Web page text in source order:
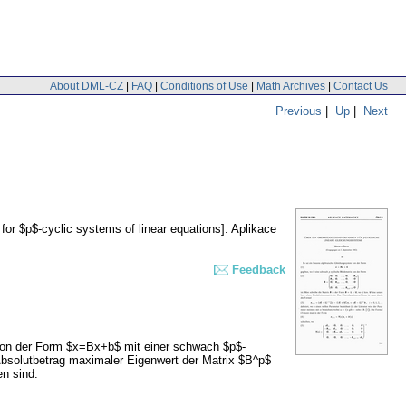
About DML-CZ | FAQ | Conditions of Use | Math Archives | Contact Us
Previous | Up | Next
$p$-cyclic systems of linear equations]. Aplikace
Feedback
der Form $x=Bx+b$ mit einer schwach $p$-
maximaler Eigenwert der Matrix $B^p$
sind.